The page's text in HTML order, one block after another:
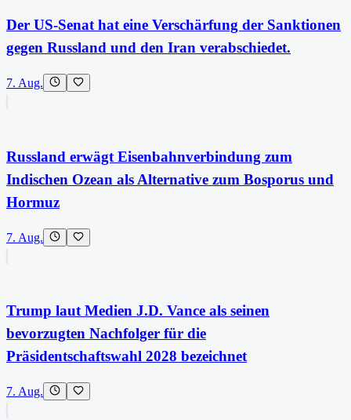
Der US-Senat hat eine Verschärfung der Sanktionen
gegen Russland und den Iran verabschiedet.
7. Aug.
Russland erwägt Eisenbahnverbindung zum
Indischen Ozean als Alternative zum Bosporus und
Hormuz
7. Aug.
Trump laut Medien J.D. Vance als seinen
bevorzugten Nachfolger für die
Präsidentschaftswahl 2028 bezeichnet
7. Aug.